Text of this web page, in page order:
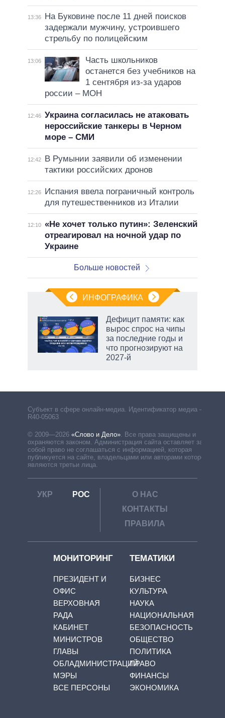
13:36
На Буковине после 11 дней поисков
задержали мужчину, устроившего
стрельбу по полицейским
13:06
Часть школьников
останется без учебников на
1 сентября из-за ударов
россии – МОН
12:46 Украина согласилась не атаковать
нероссийские танкеры в Черном
море – СМИ
12:42
В Румынии заявили об изменении
тактики российских дронов
12:26
Испания ввела пограничный контроль
для путешественников из Италии
12:10 «Не хочет только путин»: Зеленский
отреагировал на ночной удар по
Украине
Больше новостей
ИНФОГРАФИКА
Дефицит памяти: как
вырос спрос на чипы
за последние годы и
что прогнозируют на
2027-й
Субъект в сфере онлайн-медиа. Идентификатор медиа –
R40-05063
© 2009—2026 «Слово и Дело» Все права защищены и
охраняются законом. Администрация сайта оставляет за
собой право не соглашаться с информацией, которая
публикуется на сайте, владельцами или авторами которой
являются третьи лица.
УКР РОС
О НАС
КОНТАКТЫ
ПРАВИЛА
МОНИТОРИНГ
ПРЕЗИДЕНТ И
ОФИС
ВЕРХОВНАЯ
РАДА
КАБИНЕТ
МИНИСТРОВ
ГЛАВЫ
ОБЛАДМИНИСТРАЦИЙ
МЭРЫ
ВСЕ ПЕРСОНЫ
ТЕМАТИКИ
БИЗНЕС
КУЛЬТУРА
НАУКА
НАЦИОНАЛЬНАЯ
БЕЗОПАСНОСТЬ
ОБЩЕСТВО
ПОЛИТИКА
ПРАВО
ФИНАНСЫ
ЭКОНОМИКА